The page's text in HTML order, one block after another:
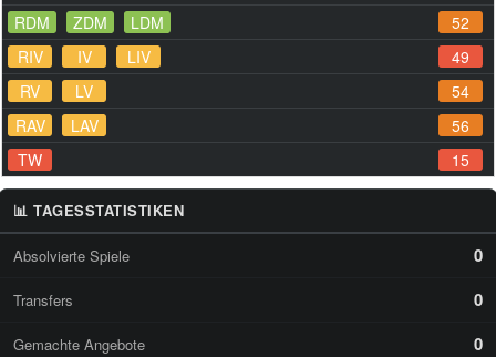
RDM
ZDM LDM
52
RIV
IV LIV
49
RV
LV
54
RAV
LAV
56
TW
15
📊 TAGESSTATISTIKEN
Absolvierte Spiele 0
Transfers 0
Gemachte Angebote 0